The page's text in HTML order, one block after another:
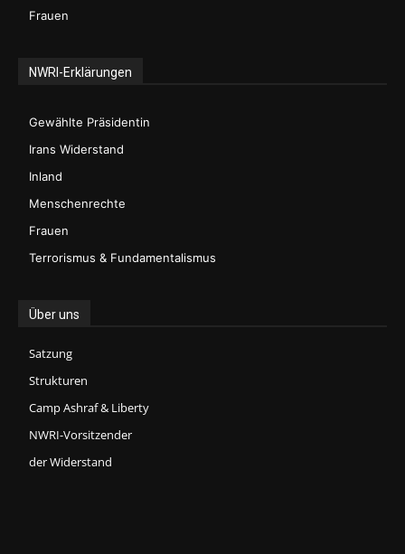
Frauen
NWRI-Erklärungen
Gewählte Präsidentin
Irans Widerstand
Inland
Menschenrechte
Frauen
Terrorismus & Fundamentalismus
Über uns
Satzung
Strukturen
Camp Ashraf & Liberty
NWRI-Vorsitzender
der Widerstand